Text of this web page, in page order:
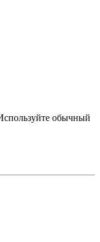
обычный